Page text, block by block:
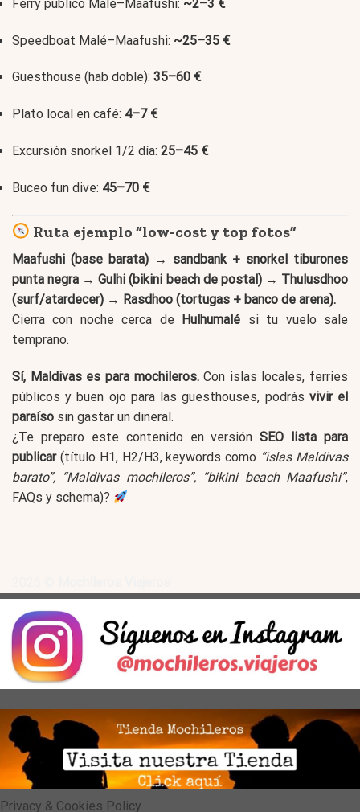
Ferry público Malé–Maafushi: ~2–3 €
Speedboat Malé–Maafushi: ~25–35 €
Guesthouse (hab doble): 35–60 €
Plato local en café: 4–7 €
Excursión snorkel 1/2 día: 25–45 €
Buceo fun dive: 45–70 €
Ruta ejemplo “low-cost y top fotos”
Maafushi (base barata) → sandbank + snorkel tiburones
punta negra → Gulhi (bikini beach de postal) → Thulusdhoo
(surf/atardecer) → Rasdhoo (tortugas + banco de arena).
Cierra con noche cerca de
Hulhumalé si tu vuelo sale
temprano.
Sí, Maldivas es para mochileros.Con islas locales, ferries
públicos y buen ojo para las guesthouses, podrás vivir el
paraíso sin gastar un dineral.
¿Te preparo este contenido en versiónSEO lista para
publicar(título H1, H2/H3, keywords como “islas Maldivas
barato”, “Maldivas mochileros”, “bikini beach Maafushi”,
FAQs y schema)?
Privacy & Cookies Policy